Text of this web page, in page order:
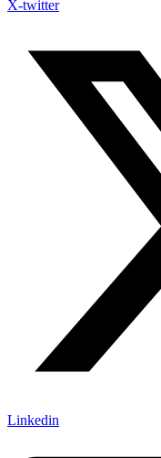
X-twitter
Linkedin